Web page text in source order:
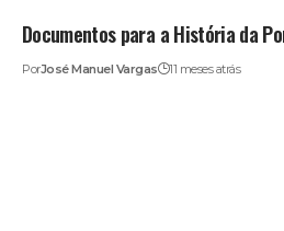
Documentos para a História da
PorJosé Manuel Vargas 11 meses atrás